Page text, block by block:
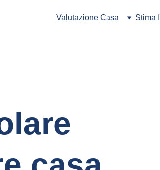
Valutazione Casa Stima